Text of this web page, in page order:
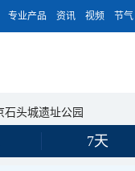
专业产品 资讯 视频 节气
石头城遗址公园
7天